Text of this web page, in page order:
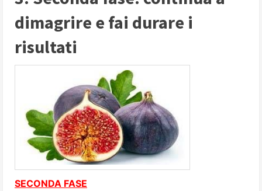
dimagrire e fai durare i
risultati
SECONDA FASE